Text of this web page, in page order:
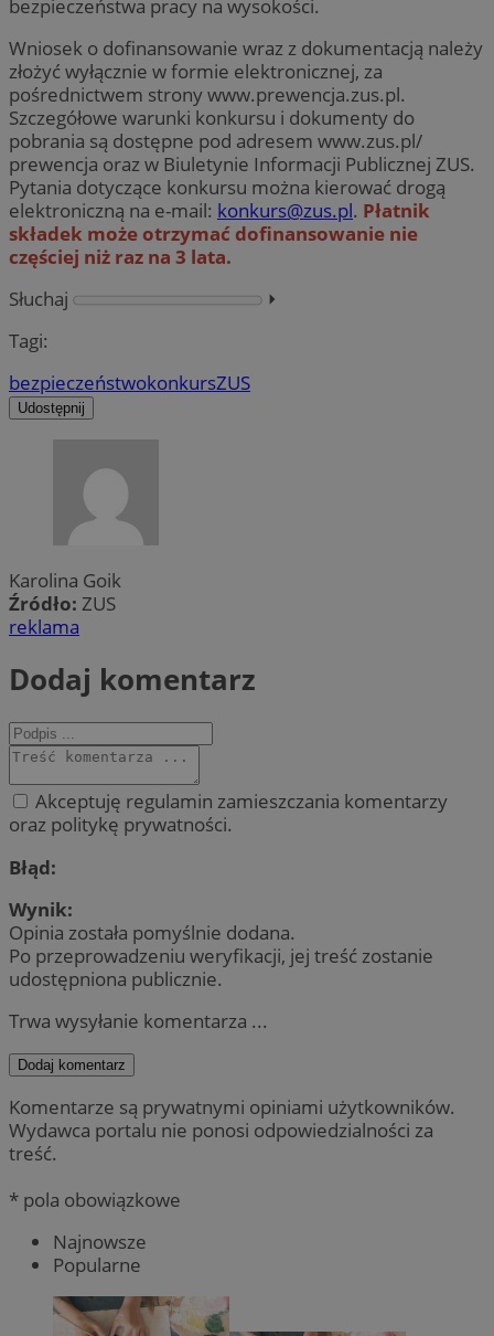
bezpieczeństwa pracy na wysokości.
Wniosek o dofinansowanie wraz z dokumentacją należy
złożyć wyłącznie w formie elektronicznej, za
pośrednictwem strony www.prewencja.zus.pl.
Szczegółowe warunki konkursu i dokumenty do
pobrania są dostępne pod adresem www.zus.pl/
prewencja oraz w Biuletynie Informacji Publicznej ZUS.
Pytania dotyczące konkursu można kierować drogą
elektroniczną na e-mail: konkurs@zus.pl. Płatnik
składek może otrzymać dofinansowanie nie
częściej niż raz na 3 lata.
Słuchaj
⏵︎
Tagi:
bezpieczeństwokonkursZUS
Udostępnij
Karolina Goik
Źródło: ZUS
reklama
Dodaj komentarz
Akceptuję regulamin zamieszczania komentarzy
oraz politykę prywatności.
Błąd:
Wynik:
Opinia została pomyślnie dodana.
Po przeprowadzeniu weryfikacji, jej treść zostanie
udostępniona publicznie.
Trwa wysyłanie komentarza ...
Dodaj komentarz
Komentarze są prywatnymi opiniami użytkowników.
Wydawca portalu nie ponosi odpowiedzialności za
treść.
* pola obowiązkowe
Najnowsze
Popularne